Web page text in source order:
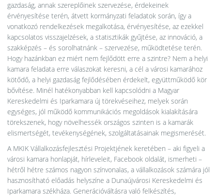
gazdaság, annak szereplőinek szervezése, érdekeinek
érvényesítése terén, átvett kormányzati feladatok során, így a
vonatkozó rendelkezések megalkotása, érvényesítése, az ezekkel
kapcsolatos visszajelzések, a statisztikák gyűjtése, az innováció, a
szakképzés – és sorolhatnánk – szervezése, működtetése terén.
Hogy hazánkban ez miért nem fejlődött erre a szintre? Nem a helyi
kamara feladata erre válaszokat keresni, a cél a városi kamarához
kötődő, a helyi gazdaság fejlődésében érdekelt, együttműködő kör
bővítése. Minél hatékonyabban kell kapcsolódni a Magyar
Kereskedelmi és Iparkamara új törekvéseihez, melyek során
egységes, jól működő kommunikációs megoldások kialakítására
törekszenek, hogy növelhessék országos szinten is a kamarák
elismertségét, tevékenységének, szolgáltatásainak megismerését.
A MKIK Vállalkozásfejlesztési Projektjének keretében – aki figyeli a
városi kamara honlapját, hírleveleit, Facebook oldalát, ismerheti –
hétről hétre számos nagyon színvonalas, a vállalkozások számára jól
hasznosítható előadás helyszíne a Dunaújvárosi Kereskedelmi és
Iparkamara székháza. Generációváltásra való felkészítés,